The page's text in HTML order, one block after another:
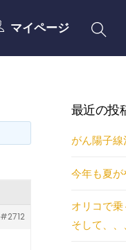
マイページ
#2712
最近の投
がん陽子
今年も夏
オリコで乗
そして、、